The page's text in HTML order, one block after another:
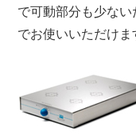
で可動部分も少な
でお使いいただけま